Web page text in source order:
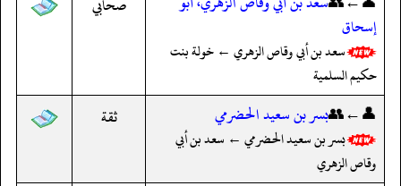
إسحاق
سعد بن أبي وقاص الزهري ← خولة بنت
حكيم السلمية
👤←👥بسر بن سعيد الحضرمي
بسر بن سعيد الحضرمي ← سعد بن أبي
وقاص الزهري
ثقة